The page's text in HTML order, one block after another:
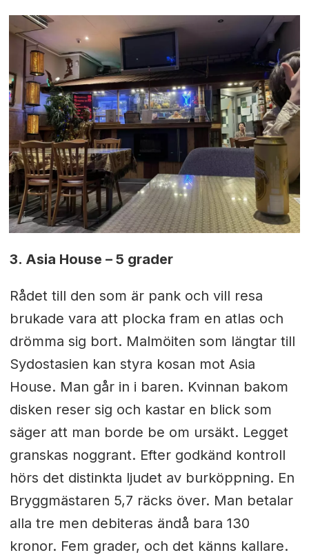
3. Asia House – 5 grader
Rådet till den som är pank och vill resa
brukade vara att plocka fram en atlas och
drömma sig bort. Malmöiten som längtar till
Sydostasien kan styra kosan mot Asia
House. Man går in i baren. Kvinnan bakom
disken reser sig och kastar en blick som
säger att man borde be om ursäkt. Legget
granskas noggrant. Efter godkänd kontroll
hörs det distinkta ljudet av burköppning. En
Bryggmästaren 5,7 räcks över. Man betalar
alla tre men debiteras ändå bara 130
kronor. Fem grader, och det känns kallare.